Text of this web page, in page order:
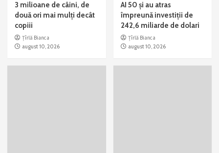
3 milioane de câini, de
două ori mai mulți decât
copiii
Țîrlă Bianca
august 10, 2026
AI 50 și au atras
împreună investiții de
242,6 miliarde de dolari
Țîrlă Bianca
august 10, 2026